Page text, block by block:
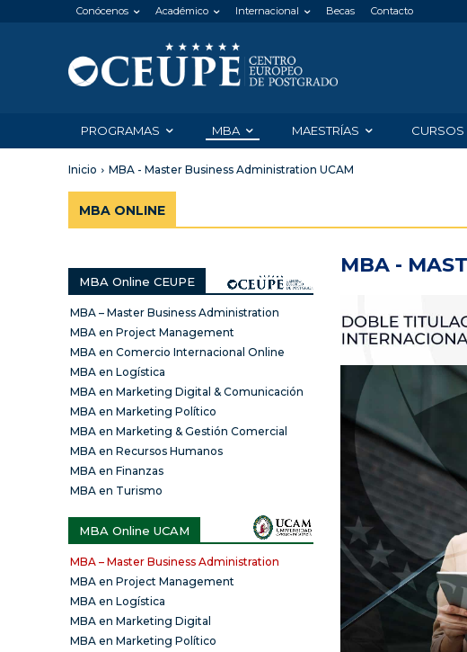
Conócenos Académico Internacional Becas Contacto
PROGRAMAS MBA MAESTRÍAS CURSOS
Inicio MBA - Master Business Administration UCAM
MBA ONLINE
MBA Online CEUPE
MBA – Master Business Administration
MBA en Project Management
MBA en Comercio Internacional Online
MBA en Logística
MBA en Marketing Digital & Comunicación
MBA en Marketing Político
MBA en Marketing & Gestión Comercial
MBA en Recursos Humanos
MBA en Finanzas
MBA en Turismo
MBA Online UCAM
MBA – Master Business Administration
MBA en Project Management
MBA en Logística
MBA en Marketing Digital
MBA en Marketing Político
MBA -